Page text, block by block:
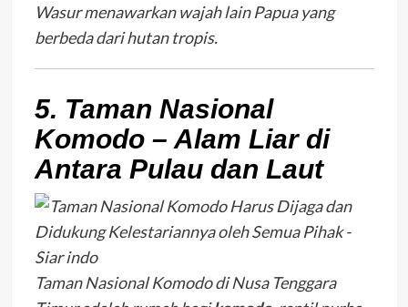
Wasur menawarkan wajah lain Papua yang
berbeda dari hutan tropis.
5. Taman Nasional
Komodo – Alam Liar di
Antara Pulau dan Laut
Taman Nasional Komodo di Nusa Tenggara